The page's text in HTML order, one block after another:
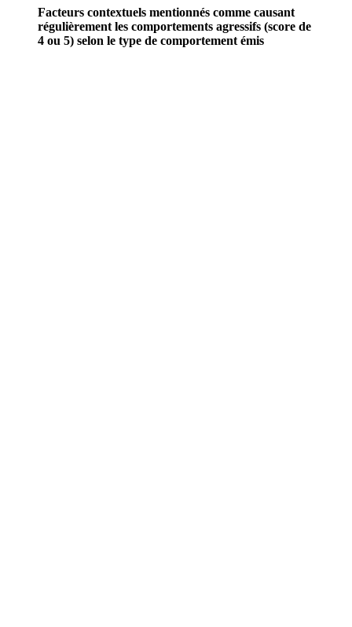
Facteurs contextuels mentionnés comme causant
régulièrement les comportements agressifs (score de
4 ou 5) selon le type de comportement émis